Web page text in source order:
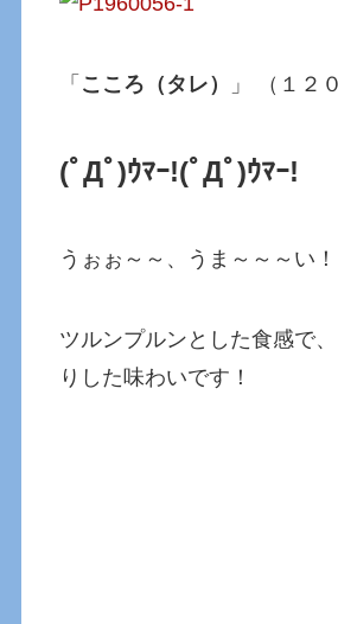
「 こころ（タレ） 」 （１２
(ﾟДﾟ)ｳﾏｰ!(ﾟДﾟ)ｳﾏｰ!
うぉぉ～～、うま～～～い！
ツルンプルンとした食感で
りした味わいです！